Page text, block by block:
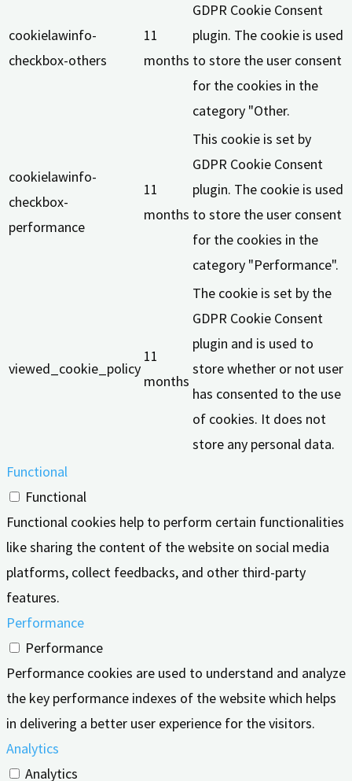
cookielawinfo-
checkbox-others
11
months
GDPR Cookie Consent
plugin. The cookie is used
to store the user consent
for the cookies in the
category "Other.
cookielawinfo-
checkbox-
performance
11
months
This cookie is set by
GDPR Cookie Consent
plugin. The cookie is used
to store the user consent
for the cookies in the
category "Performance".
viewed_cookie_policy
11
months
The cookie is set by the
GDPR Cookie Consent
plugin and is used to
store whether or not user
has consented to the use
of cookies. It does not
store any personal data.
Functional
Functional
Functional cookies help to perform certain functionalities
like sharing the content of the website on social media
platforms, collect feedbacks, and other third-party
features.
Performance
Performance
Performance cookies are used to understand and analyze
the key performance indexes of the website which helps
in delivering a better user experience for the visitors.
Analytics
Analytics